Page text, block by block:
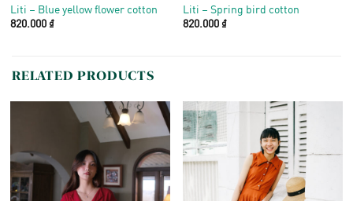
Liti – Blue yellow flower cotton
820.000 ₫
Liti – Spring bird cotton
820.000 ₫
RELATED PRODUCTS